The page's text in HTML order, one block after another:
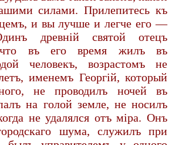
силами. Прилепитесь къ
и вы лучше и легче его —
древнiй святой отецъ
что въ его время жилъ въ
человекъ, возрастомъ не
именемъ Георгiй, который
не проводилъ ночей въ
на голой земле, не носилъ
не удалялся отъ мiра. Онъ
шума, служилъ при